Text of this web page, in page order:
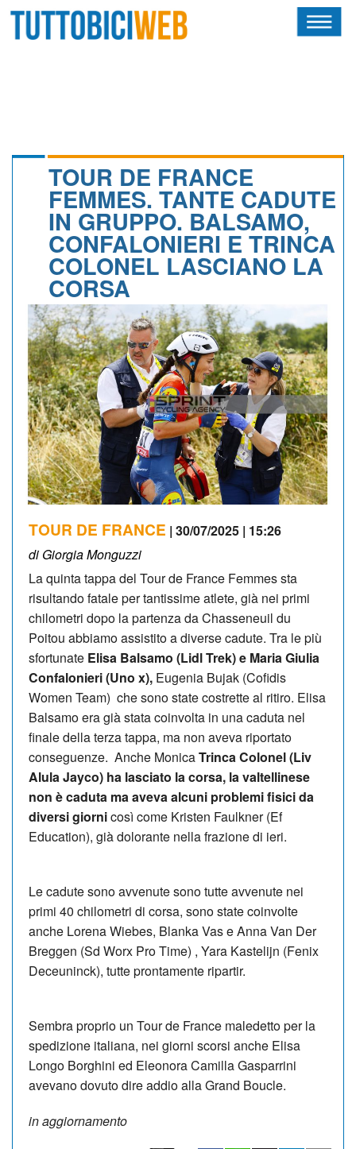
CALENDARIO
ALBI D'ORO
NEWSLETTER
TOUR DE FRANCE
FEMMES. TANTE CADUTE
IN GRUPPO. BALSAMO,
CONFALONIERI E TRINCA
COLONEL LASCIANO LA
CORSA
TOUR DE FRANCE | 30/07/2025 | 15:26
di Giorgia Monguzzi
La quinta tappa del Tour de France Femmes sta
risultando fatale per tantissime atlete, già nei primi
chilometri dopo la partenza da Chasseneuil du
Poitou abbiamo assistito a diverse cadute. Tra le più
sfortunate Elisa Balsamo (Lidl Trek) e Maria Giulia
Confalonieri (Uno x), Eugenia Bujak (Cofidis
Women Team) che sono state costrette al ritiro. Elisa
Balsamo era già stata coinvolta in una caduta nel
finale della terza tappa, ma non aveva riportato
conseguenze. Anche MonicaTrinca Colonel (Liv
Alula Jayco) ha lasciato la corsa, la valtellinese
non è caduta ma aveva alcuni problemi fisici da
diversi giornicosì come Kristen Faulkner (Ef
Education), già dolorante nella frazione di ieri.
Le cadute sono avvenute sono tutte avvenute nei
primi 40 chilometri di corsa, sono state coinvolte
anche Lorena Wiebes, Blanka Vas e Anna Van Der
Breggen (Sd Worx Pro Time) , Yara Kastelijn (Fenix
Deceuninck), tutte prontamente ripartir.
Sembra proprio un Tour de France maledetto per la
spedizione italiana, nei giorni scorsi anche Elisa
Longo Borghini ed Eleonora Camilla Gasparrini
avevano dovuto dire addio alla Grand Boucle.
in aggiornamento